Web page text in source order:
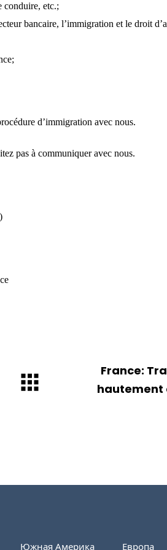
conduire, etc.;
bancaire, l’immigration et le droit
d’immigration avec nous.
pas à communiquer avec nous.
France:
hautement
Южная Америка Европа